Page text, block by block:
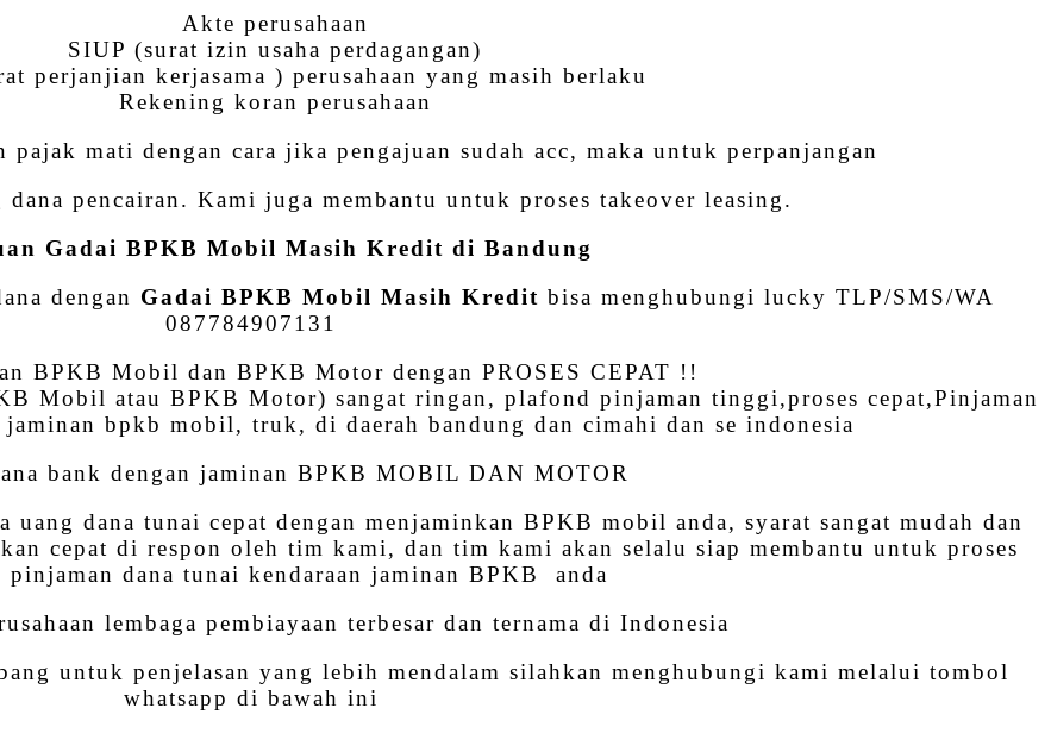
Akte perusahaan
SIUP (surat izin usaha perdagangan)
perjanjian kerjasama ) perusahaan yang masih berlaku
Rekening koran perusahaan
pajak mati dengan cara jika pengajuan sudah acc, maka untuk perpanjangan
pencairan. Kami juga membantu untuk proses takeover leasing.
Gadai BPKB Mobil Masih Kredit di Bandung
dengan Gadai BPKB Mobil Masih Kredit bisa menghubungi lucky TLP/SMS/WA
087784907131
BPKB Mobil dan BPKB Motor dengan PROSES CEPAT !!
Mobil atau BPKB Motor) sangat ringan, plafond pinjaman tinggi,proses cepat,Pinjaman
bpkb mobil, truk, di daerah bandung dan cimahi dan se indonesia
bank dengan jaminan BPKB MOBIL DAN MOTOR
dana tunai cepat dengan menjaminkan BPKB mobil anda, syarat sangat mudah dan
cepat di respon oleh tim kami, dan tim kami akan selalu siap membantu untuk proses
pinjaman dana tunai kendaraan jaminan BPKB anda
lembaga pembiayaan terbesar dan ternama di Indonesia
untuk penjelasan yang lebih mendalam silahkan menghubungi kami melalui tombol
whatsapp di bawah ini